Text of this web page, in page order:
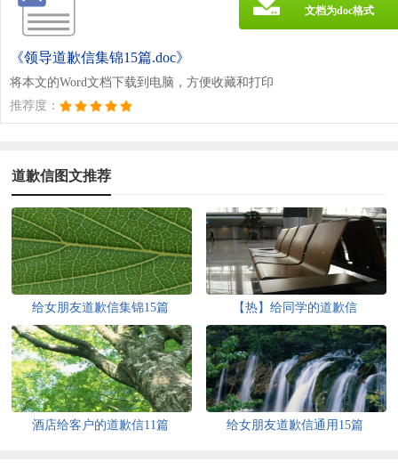
《领导道歉信集锦15篇.doc》
将本文的Word文档下载到电脑，方便收藏和打印
推荐度：
文档为doc格式
道歉信图文推荐
给女朋友道歉信集锦15篇 【热】给同学的道歉信
酒店给客户的道歉信11篇 给女朋友道歉信通用15篇